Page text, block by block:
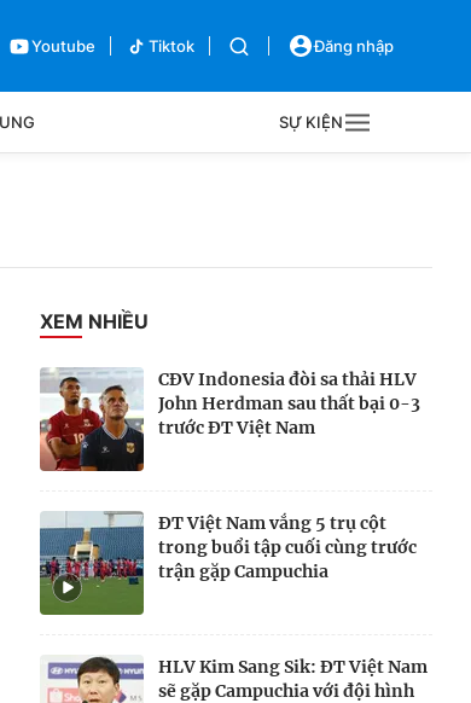
Youtube Tiktok Đăng nhập
SỰ KIỆN
XEM NHIỀU
CĐV Indonesia đòi sa thải HLV
John Herdman sau thất bại 0-3
trước ĐT Việt Nam
ĐT Việt Nam vắng 5 trụ cột
trong buổi tập cuối cùng trước
trận gặp Campuchia
HLV Kim Sang Sik: ĐT Việt Nam
sẽ gặp Campuchia với đội hình